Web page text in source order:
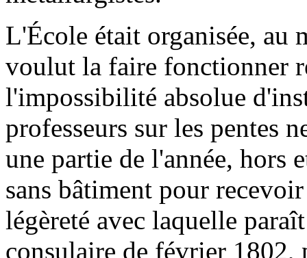
L'École était organisée, au
voulut la faire fonctionner
l'impossibilité absolue
professeurs sur les pentes
une partie de l'année, hors
sans bâtiment pour
légèreté avec laquelle
consulaire de février 1802,